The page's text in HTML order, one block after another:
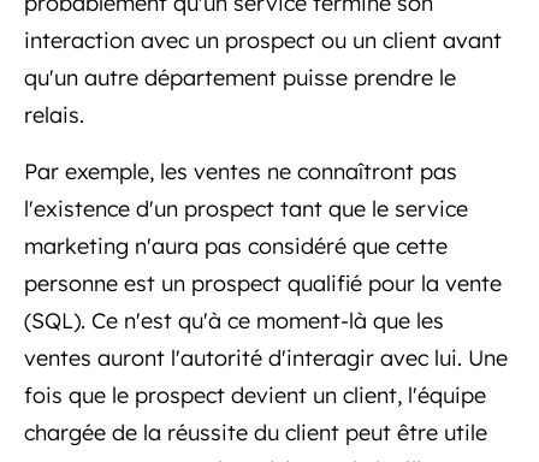
interaction avec un prospect ou un client avant
qu'un autre département puisse prendre le
relais.
Par exemple, les ventes ne connaîtront pas
l'existence d'un prospect tant que le service
marketing n'aura pas considéré que cette
personne est un prospect qualifié pour la vente
(SQL). Ce n'est qu'à ce moment-là que les
ventes auront l'autorité d'interagir avec lui. Une
fois que le prospect devient un client, l'équipe
chargée de la réussite du client peut être utile